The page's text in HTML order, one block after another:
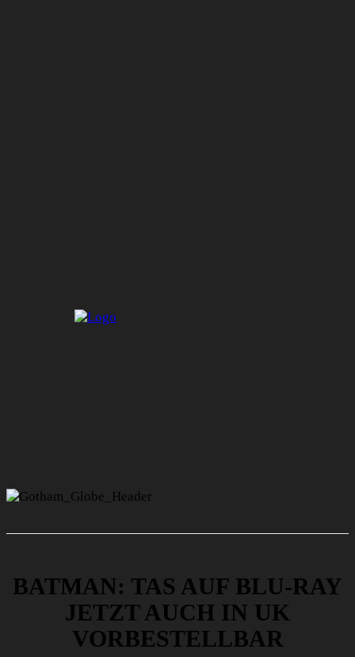
BATMAN: TAS AUF BLU-RAY
JETZT AUCH IN UK
VORBESTELLBAR